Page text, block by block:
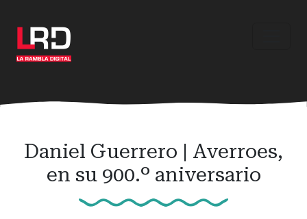
contenido
principal
Daniel Guerrero | Averroes,
en su 900.º aniversario